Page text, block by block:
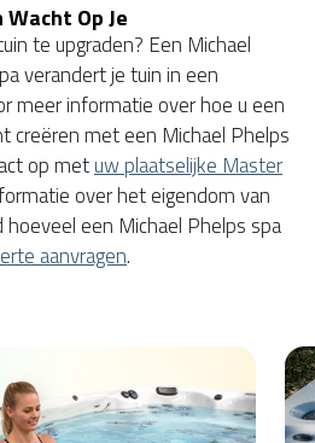
Op Je
te upgraden? Een Michael
verandert je tuin in een
meer informatie over hoe u een
creëren met een Michael Phelps
op metuw plaatselijke Master
over het eigendom van
een Michael Phelps spa
aanvragen.